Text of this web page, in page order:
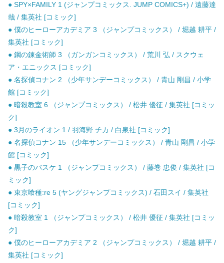
● SPY×FAMILY 1 (ジャンプコミックス. JUMP COMICS+) / 遠藤達
哉 / 集英社 [コミック]
● 僕のヒーローアカデミア 3 （ジャンプコミックス） / 堀越 耕平 /
集英社 [コミック]
● 鋼の錬金術師 3 （ガンガンコミックス） / 荒川 弘 / スクウェ
ア・エニックス [コミック]
● 名探偵コナン 2 （少年サンデーコミックス） / 青山 剛昌 / 小学
館 [コミック]
● 暗殺教室 6 （ジャンプコミックス） / 松井 優征 / 集英社 [コミッ
ク]
● 3月のライオン 1 / 羽海野 チカ / 白泉社 [コミック]
● 名探偵コナン 15 （少年サンデーコミックス） / 青山 剛昌 / 小学
館 [コミック]
● 黒子のバスケ 1 （ジャンプコミックス） / 藤巻 忠俊 / 集英社 [コ
ミック]
● 東京喰種:re 5 (ヤングジャンプコミックス) / 石田スイ / 集英社
[コミック]
● 暗殺教室 1 （ジャンプコミックス） / 松井 優征 / 集英社 [コミッ
ク]
● 僕のヒーローアカデミア 2 （ジャンプコミックス） / 堀越 耕平 /
集英社 [コミック]